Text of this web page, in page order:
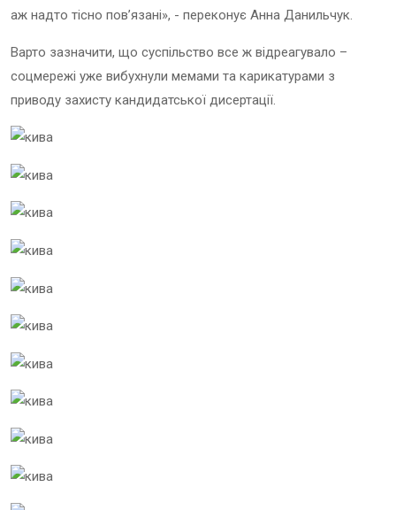
аж надто тісно пов’язані», - переконує Анна Данильчук.
Варто зазначити, що суспільство все ж відреагувало –
соцмережі уже вибухнули мемами та карикатурами з
приводу захисту кандидатської дисертації.